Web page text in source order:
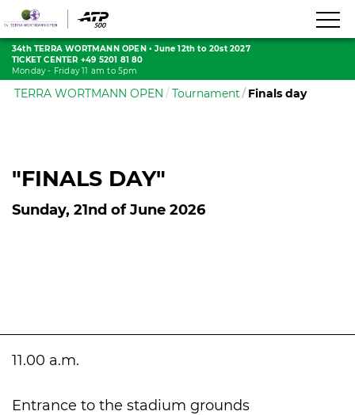
34th TERRA WORTMANN OPEN• June 12th to 20st 2027
TICKET CENTER +49 5201 81 80
Monday - Friday 11 am to 5pm
TERRA WORTMANN OPEN Tournament Finals day
"FINALS DAY"
Sunday, 21nd of June 2026
11.00 a.m.
Entrance to the stadium grounds